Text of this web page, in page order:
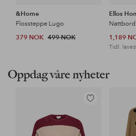
&Home
Flossteppe Lugo
379 NOK 499 NOK
Ellos
1,189
Tidl.
Oppdag våre nyheter
Legg